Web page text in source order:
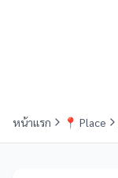
หน้าแรก 📍 Place